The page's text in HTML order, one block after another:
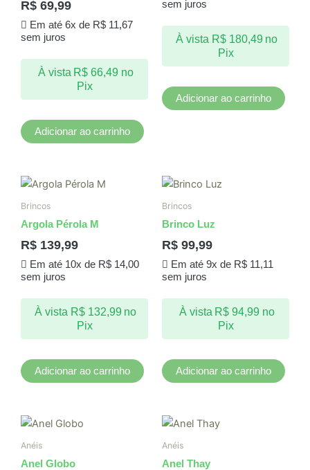
R$ 69,99
Em até 6x de R$11,67
sem juros
À vista R$ 66,49 no
Pix
Adicionar ao carrinho
sem juros
À vista R$180,49 no
Pix
Adicionar ao carrinho
Brincos
Argola Pérola M
R$ 139,99
Em até 10x de R$14,00
sem juros
À vista R$132,99 no
Pix
Adicionar ao carrinho
Brincos
Brinco Luz
R$ 99,99
Em até 9x de R$11,11
sem juros
À vista R$ 94,99 no
Pix
Adicionar ao carrinho
Anéis
Anel Globo
Anéis
Anel Thay